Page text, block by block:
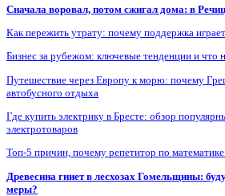
Сначала воровал, потом сжигал дома: в
Как пережить утрату: почему поддержка
Бизнес за рубежом: ключевые тенденции и что
Путешествие через Европу к морю: почему
автобусного отдыха
Где купить электрику в Бресте: обзор
электротоваров
Топ-5 причин, почему репетитор по
Древесина гниет в лесхозах Гомельщины:
меры?